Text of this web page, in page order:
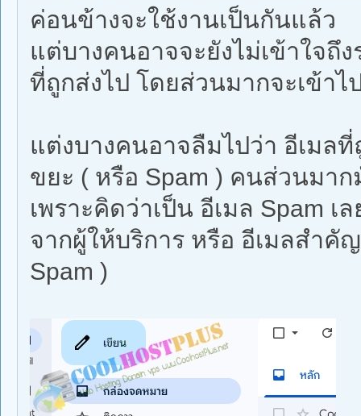
ค่อนข้างจะใช้งานเป็นกันแล้ว
แต่บางคนอาจจะยังไม่เข้าใจถึ
ที่ถูกส่งไป โดยส่วนมากจะเข้า
แต่งบางคนอาจลืมไปว่า อีเมล
ขยะ ( หรือ Spam ) คนส่วนมา
เพราะคิดว่าเป็น อีเมล Spam
จากผู้ให้บริการ หรือ อีเมลสำ
Spam )